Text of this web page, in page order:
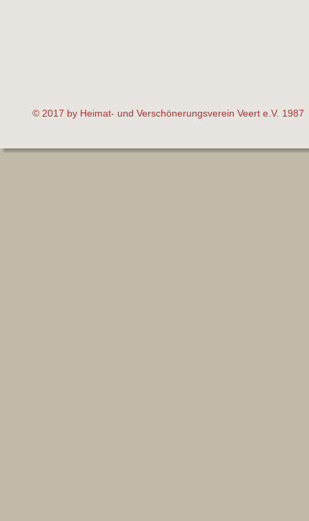
© 2017 by Heimat- und Verschönerungsverein Veert e.V. 1987